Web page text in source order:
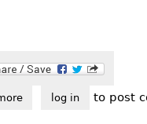
about intalnirea dizabil
log in to post